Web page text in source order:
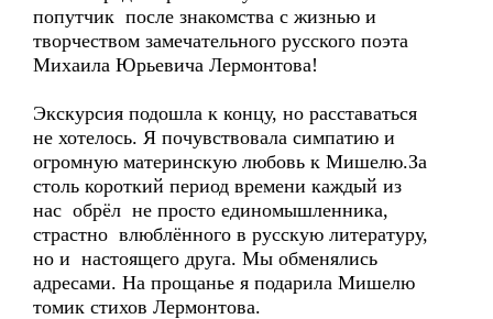
попутчик после знакомства с жизнью и
творчеством замечательного русского поэта
Михаила Юрьевича Лермонтова!
Экскурсия подошла к концу, но расставаться
не хотелось. Я почувствовала симпатию и
огромную материнскую любовь к Мишелю.За
столь короткий период времени каждый из
нас обрёл не просто единомышленника,
страстно влюблённого в русскую литературу,
но и настоящего друга. Мы обменялись
адресами. На прощанье я подарила Мишелю
томик стихов Лермонтова.